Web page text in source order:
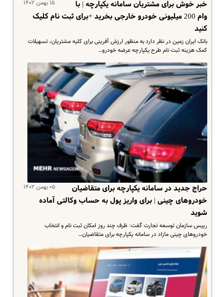
۱۵ بهمن ۱۴۰۲
خبر خوش برای مشتریان سامانه یکپارچه | با
وام 200 میلیونی خودرو خارجی بخرید +برای ثبت نام کلیک
کنید
بانک ایران زمین در نظر دارد به منظور ارزش آفرینی برای کلیه مشتریان، تسهیلات
کمک هزینه ثبت نام طرح یکپارچه عرضه خودرو…
۰۵ بهمن ۱۴۰۲
حراج جدید در سامانه یکپارچه برای متقاضیان
خودروهای چینی | برای واریز پول به حساب وکالتی آماده
شوید
رییس سازمان توسعه تجارت گفت: ظرف چند روز امکان ثبت نام و انتخاب
خودروهای چینی مازاد در سامانه یکپارچه برای متقاضیان…